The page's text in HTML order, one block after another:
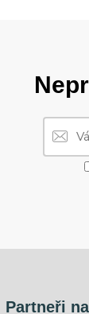
Partneři